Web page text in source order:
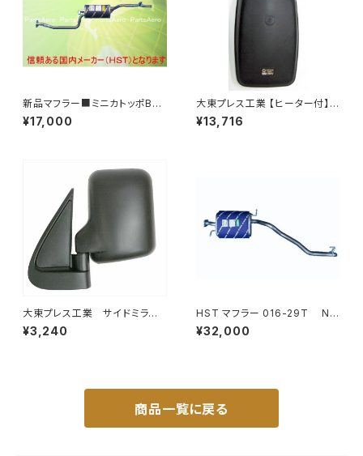
新品マフラー■ミニカトッポBJ
H42A H42V H47A H47V純
正同等/車検対応 065-75
¥17,000
大東プレス工業 【ヒーター付】
ハイウェイミラー R1000 326×
206 リモコン無 ヒーター付 DI-
¥13,716
大東プレス工業 サイドミラー/
バックミラー ダイハツ ハイ
ゼット トラック 左 99年～
¥3,240
HST マフラー 016-29T NV
350キャラバン VR2E26 ニッサ
ン 本体オールステンレス 車検
¥32,000
商品一覧に戻る